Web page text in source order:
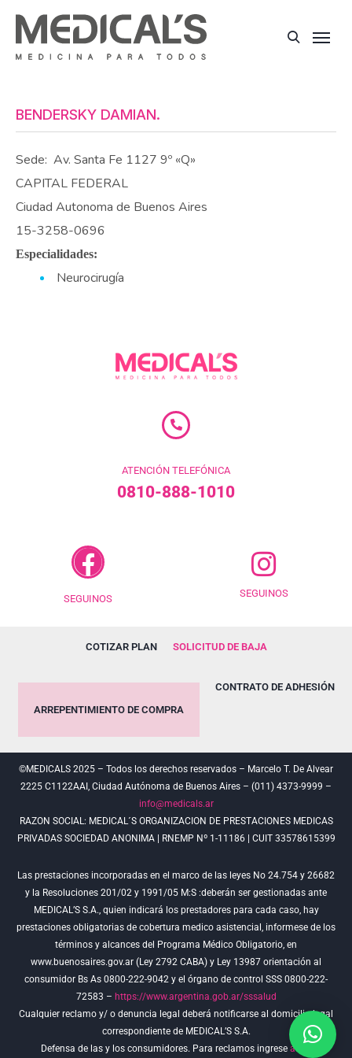
BENDERSKY DAMIAN.
Sede: Av. Santa Fe 1127 9º «Q»
CAPITAL FEDERAL
Ciudad Autonoma de Buenos Aires
15-3258-0696
Especialidades:
Neurocirugía
ATENCIÓN TELEFÓNICA
0810-888-1010
SEGUINOS SEGUINOS
COTIZAR PLAN SOLICITUD DE BAJA
ARREPENTIMIENTO DE COMPRA
CONTRATO DE ADHESIÓN
©MEDICALS 2025 – Todos los derechos reservados – Marcelo T. De Alvear
2225 C1122AAI, Ciudad Autónoma de Buenos Aires – (011) 4373-9999 –
info@medicals.ar
RAZON SOCIAL: MEDICAL´S ORGANIZACION DE PRESTACIONES MEDICAS
PRIVADAS SOCIEDAD ANONIMA | RNEMP Nº 1-11186 | CUIT 33578615399
Las prestaciones incorporadas en el marco de las leyes No 24.754 y 26682
y la Resoluciones 201/02 y 1991/05 M:S :deberán ser gestionadas ante
MEDICAL’S S.A., quien indicará los prestadores para cada caso, hay
prestaciones obligatorias de cobertura medico asistencial, informese de los
términos y alcances del Programa Médico Obligatorio, en
www.buenosaires.gov.ar (Ley 2792 CABA) y Ley 13987 orientación al
consumidor Bs As 0800-222-9042 y el órgano de control SSS 0800-222-
72583 – https://www.argentina.gob.ar/sssalud
Cualquier reclamo y/ o denuncia legal deberá notificarse al domicilio legal
correspondiente de MEDICAL’S S.A.
Defensa de las y los consumidores. Para reclamos ingrese aquí